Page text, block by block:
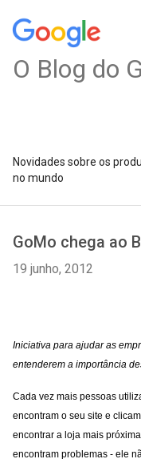
O Blog do
Novidades sobre os
no mundo
GoMo chega ao
19 junho, 2012
Iniciativa para ajudar as
entenderem a importância
Cada vez mais pessoas
encontram o seu site e
encontrar a loja mais
encontram problemas - ele